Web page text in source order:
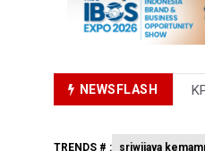
NEWSFLASH
TRENDS # : sriwijaya